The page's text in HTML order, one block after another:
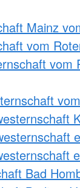
Mainz
vom
Bad